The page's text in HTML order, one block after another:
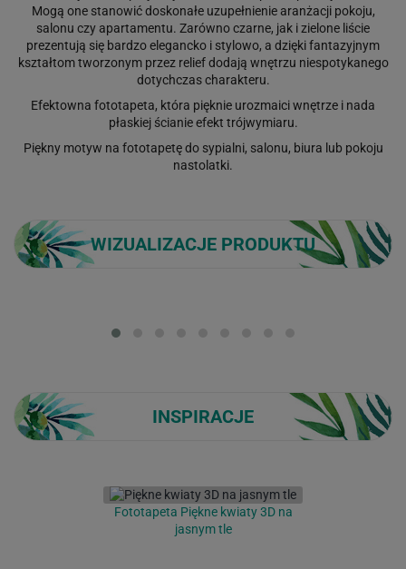
Mogą one stanowić doskonałe uzupełnienie aranżacji pokoju,
salonu czy apartamentu. Zarówno czarne, jak i zielone liście
prezentują się bardzo elegancko i stylowo, a dzięki fantazyjnym
kształtom tworzonym przez relief dodają wnętrzu niespotykanego
dotychczas charakteru.
Efektowna fototapeta, która pięknie urozmaici wnętrze i nada
płaskiej ścianie efekt trójwymiaru.
Piękny motyw na fototapetę do sypialni, salonu, biura lub pokoju
nastolatki.
WIZUALIZACJE PRODUKTU
INSPIRACJE
Fototapeta Piękne kwiaty 3D na
jasnym tle